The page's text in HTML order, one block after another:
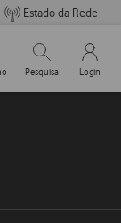
Estado da Rede
de compras
Pesquisar
Pesquisa
My
Login